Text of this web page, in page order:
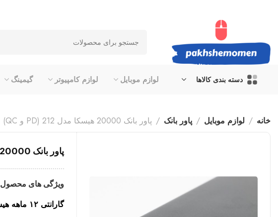
دسته بندی کالاها لوازم موبایل لوازم کامپیوتر گیمینگ
خانه لوازم موبایل پاور بانک پاور بانک 20000 هیسکا مدل 212 (PD و QC)
پاور بانک 20000 هیسکا مدل 212 (PD و QC)
ویژگی های محصول
گارانتی ۱۲ ماهه هیسکا سرویس